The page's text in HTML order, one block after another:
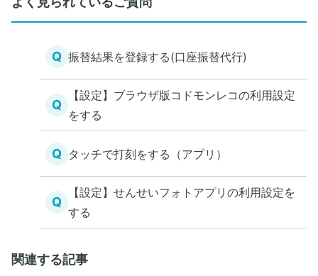
Q 振替結果を登録する(口座振替代行)
Q
【設定】ブラウザ版コドモンレコの利用設定
をする
Q タッチで打刻をする（アプリ）
Q
【設定】せんせいフォトアプリの利用設定を
する
関連する記事